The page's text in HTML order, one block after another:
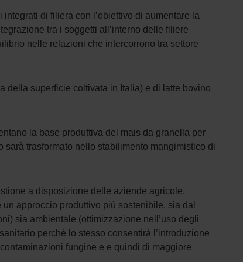
di filiera con l’obiettivo di aumentare la
tra i soggetti all’interno delle filiere
nelle relazioni che intercorrono tra settore
della superficie coltivata in Italia) e di latte bovino
la base produttiva del mais da granella per
trasformato nello stabilimento mangimistico di
a disposizione delle aziende agricole,
approccio produttivo più sostenibile, sia dal
sia ambientale (ottimizzazione nell’uso degli
perché lo stesso consentirà l’introduzione
fungine e e quindi di maggiore